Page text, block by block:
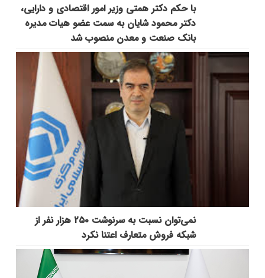
با حکم دکتر همتی وزیر امور اقتصادی و دارایی،
دکتر محمود شایان به سمت عضو هیات مدیره
بانک صنعت و معدن منصوب شد
نمی‌توان نسبت به سرنوشت ۲۵۰ هزار نفر از
شبکه فروش متعارف اعتنا نکرد